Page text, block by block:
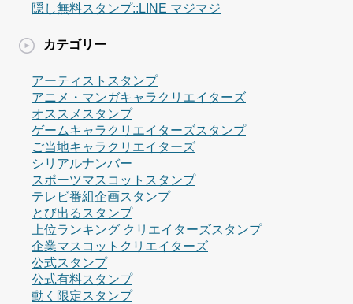
隠し無料スタンプ::LINE マジマジ
カテゴリー
アーティストスタンプ
アニメ・マンガキャラクリエイターズ
オススメスタンプ
ゲームキャラクリエイターズスタンプ
ご当地キャラクリエイターズ
シリアルナンバー
スポーツマスコットスタンプ
テレビ番組企画スタンプ
とび出るスタンプ
上位ランキング クリエイターズスタンプ
企業マスコットクリエイターズ
公式スタンプ
公式有料スタンプ
動く限定スタンプ